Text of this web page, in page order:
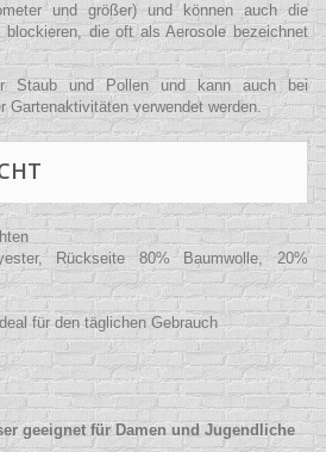
und größer) und können auch die
blockieren, die oft als Aerosole bezeichnet
Staub und Pollen und kann auch bei
Gartenaktivitäten verwendet werden.
Rückseite 80% Baumwolle, 20%
für den täglichen Gebrauch
geeignet für Damen und Jugendliche